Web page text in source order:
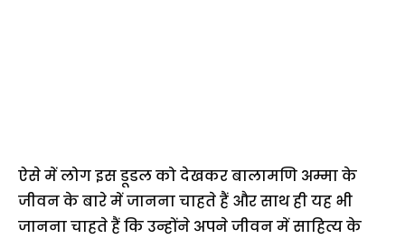
ऐसे में लोग इस डूडल को देखकर बालामणि अम्मा के
जीवन के बारे में जानना चाहते हैं और साथ ही यह भी
जानना चाहते हैं कि उन्होंने अपने जीवन में साहित्य के